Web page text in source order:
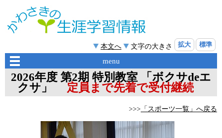
本文へ 文字の大きさ 拡大 標準
menu
2026年度 第2期 特別教室 「ボクサdeエ
クサ」 定員まで先着で受付継続
>>> 「スポーツ一覧」へ戻る